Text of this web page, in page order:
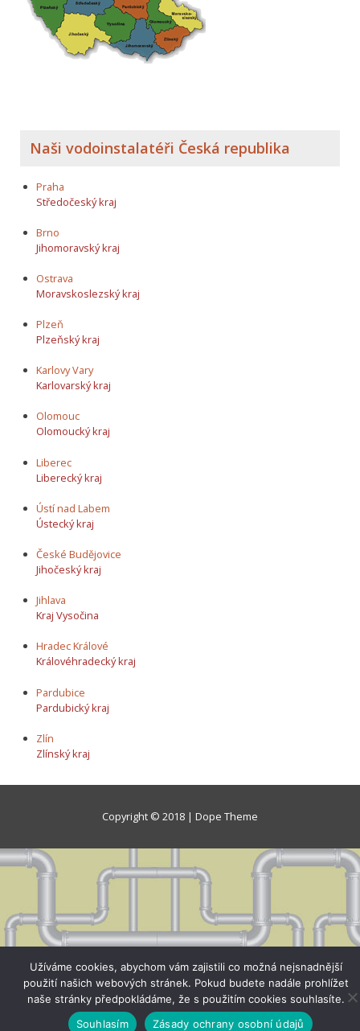
Naši vodoinstalatéři Česká republika
Praha
Středočeský kraj
Brno
Jihomoravský kraj
Ostrava
Moravskoslezský kraj
Plzeň
Plzeňský kraj
Karlovy Vary
Karlovarský kraj
Olomouc
Olomoucký kraj
Liberec
Liberecký kraj
Ústí nad Labem
Ústecký kraj
České Budějovice
Jihočeský kraj
Jihlava
Kraj Vysočina
Hradec Králové
Královéhradecký kraj
Pardubice
Pardubický kraj
Zlín
Zlínský kraj
Copyright © 2018 | Dope Theme
Užíváme cookies, abychom vám zajistili co možná nejsnadnější
použití našich webových stránek. Pokud budete nadále prohlížet
naše stránky předpokládáme, že s použitím cookies souhlasíte.
Souhlasím
Zásady ochrany osobní údajů